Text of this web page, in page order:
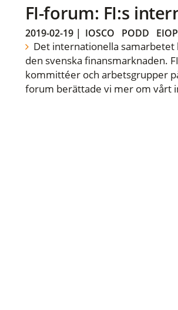
FI-forum: FI:s
2019-02-19| IOSCO PODD
Det internationella samarbetet
den svenska finansmarknaden.
kommittéer och arbetsgrupper
forum berättade vi mer om vårt